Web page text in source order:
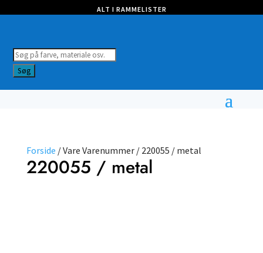
ALT I RAMMELISTER
Products
search
Søg
Forside / Vare Varenummer / 220055 / metal
220055 / metal